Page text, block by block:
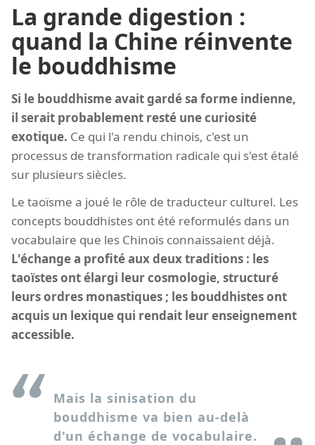
La grande digestion :
quand la Chine réinvente
le bouddhisme
Si le bouddhisme avait gardé sa forme indienne,
il serait probablement resté une curiosité
exotique. Ce qui l'a rendu chinois, c'est un
processus de transformation radicale qui s'est étalé
sur plusieurs siècles.
Le taoïsme a joué le rôle de traducteur culturel. Les
concepts bouddhistes ont été reformulés dans un
vocabulaire que les Chinois connaissaient déjà.
L'échange a profité aux deux traditions : les
taoïstes ont élargi leur cosmologie, structuré
leurs ordres monastiques ; les bouddhistes ont
acquis un lexique qui rendait leur enseignement
accessible.
Mais la sinisation du
bouddhisme va bien au-delà
d'un échange de vocabulaire.